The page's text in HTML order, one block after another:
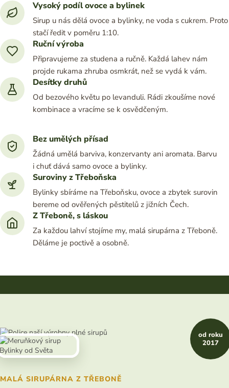
Vysoký podíl ovoce a bylinek
Sirup u nás dělá ovoce a bylinky, ne voda s cukrem. Proto
stačí ředit v poměru 1:10.
Ruční výroba
Připravujeme za studena a ručně. Každá lahev nám
projde rukama zhruba osmkrát, než se vydá k vám.
Desítky druhů
Od bezového květu po levanduli. Rádi zkoušíme nové
kombinace a vracíme se k osvědčeným.
Bez umělých přísad
Žádná umělá barviva, konzervanty ani aromata. Barvu
i chuť dává samo ovoce a bylinky.
Suroviny z Třeboňska
Bylinky sbíráme na Třeboňsku, ovoce a zbytek surovin
bereme od ověřených pěstitelů z jižních Čech.
Z Třeboně, s láskou
Za každou lahví stojíme my, malá sirupárna z Třeboně.
Děláme je poctivě a osobně.
MALÁ SIRUPÁRNA Z TŘEBONĚ
od roku
2017